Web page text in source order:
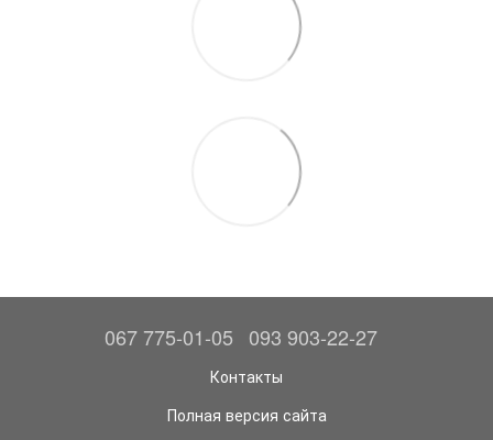
067 775-01-05 093 903-22-27
Контакты
Полная версия сайта